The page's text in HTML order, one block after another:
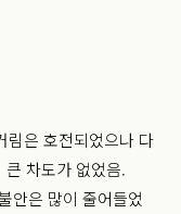
림은 호전되었으나 다
차도가 없었음.
안은 많이 줄어들었